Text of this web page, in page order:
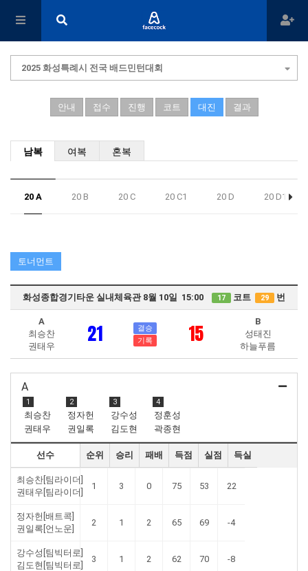
2025 화성특례시 전국 배드민턴대회
안내 접수 진행 코트 대진 결과
남복 여복 혼복
20 A 20 B 20 C 20 C1 20 D 20 D1
토너먼트
화성종합경기타운 실내체육관 8월 10일 15:00 17 코트 29 번
A
최승찬
권태우
21
결승
기록
15
B
성태진
하늘푸름
A
1
최승찬
권태우
2
정자헌
권일록
3
강수성
김도현
4
정훈성
곽종현
선수 순위 승리 패배 득점 실점 득실
최승찬[팀라이더]
권태우[팀라이더]
1 3 0 75 53 22
정자헌[배트콕]
권일록[언노운]
2 1 2 65 69 -4
강수성[팀빅터로]
김도현[팀빅터로]
3 1 2 62 70 -8